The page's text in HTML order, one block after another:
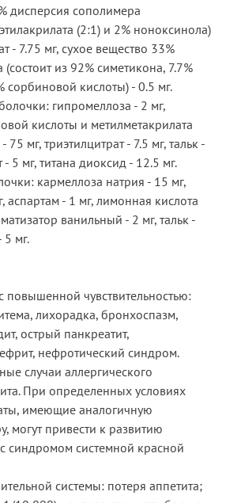
дисперсия сополимера
(2:1) и 2% ноноксинола)
- 7.75 мг, сухое вещество 33%
из 92% симетикона, 7.7%
сорбиновой кислоты) - 0.5 мг.
гипромеллоза - 2 мг,
кислоты и метилметакрилата
мг, триэтилцитрат - 7.5 мг, тальк -
- 5 мг, титана диоксид - 12.5 мг.
кармеллоза натрия - 15 мг,
аспартам - 1 мг, лимонная кислота
ванильный - 2 мг, тальк -
5 мг.
повышенной чувствительностью:
лихорадка, бронхоспазм,
острый панкреатит,
нефротический синдром.
случаи аллергического
При определенных условиях
имеющие аналогичную
могут привести к развитию
синдромом системной красной
системы: потеря аппетита;